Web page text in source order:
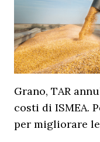
Grano, TAR
costi di ISMEA.
per migliorare